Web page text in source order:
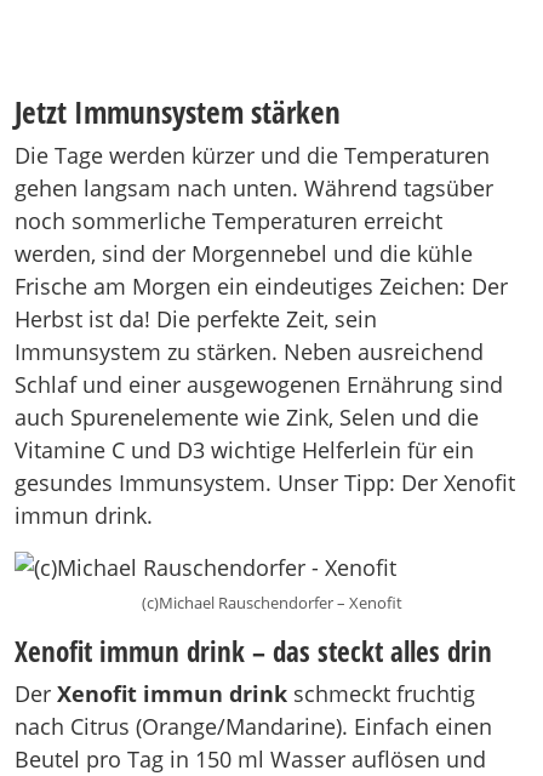
Jetzt Immunsystem stärken
Die Tage werden kürzer und die Temperaturen
gehen langsam nach unten. Während tagsüber
noch sommerliche Temperaturen erreicht
werden, sind der Morgennebel und die kühle
Frische am Morgen ein eindeutiges Zeichen: Der
Herbst ist da! Die perfekte Zeit, sein
Immunsystem zu stärken. Neben ausreichend
Schlaf und einer ausgewogenen Ernährung sind
auch Spurenelemente wie Zink, Selen und die
Vitamine C und D3 wichtige Helferlein für ein
gesundes Immunsystem. Unser Tipp: Der Xenofit
immun drink.
(c)Michael Rauschendorfer – Xenofit
Xenofit immun drink – das steckt alles drin
Der Xenofit immun drink schmeckt fruchtig
nach Citrus (Orange/Mandarine). Einfach einen
Beutel pro Tag in 150 ml Wasser auflösen und